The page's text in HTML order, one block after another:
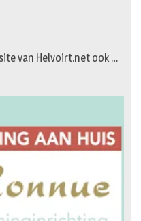
van Helvoirt.net ook …